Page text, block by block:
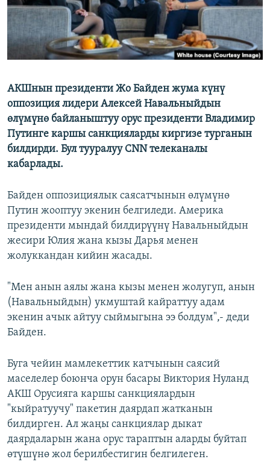
АКШнын президенти Жо Байден жума күнү
оппозиция лидери Алексей Навальныйдын
өлүмүнө байланыштуу орус президенти Владимир
Путинге каршы санкцияларды киргизе турганын
билдирди. Бул тууралуу CNN телеканалы
кабарлады.
Байден оппозициялык саясатчынын өлүмүнө
Путин жооптуу экенин белгиледи. Америка
президенти мындай билдирүүнү Навальныйдын
жесири Юлия жана кызы Дарья менен
жолуккандан кийин жасады.
"Мен анын аялы жана кызы менен жолугуп, анын
(Навальныйдын) укмуштай кайраттуу адам
экенин ачык айтуу сыймыгына ээ болдум",- деди
Байден.
Буга чейин мамлекеттик катчынын саясий
маселелер боюнча орун басары Виктория Нуланд
АКШ Орусияга каршы санкциялардын
"кыйратуучу" пакетин даярдап жатканын
билдирген. Ал жаңы санкциялар дыкат
даярдаларын жана орус тараптын аларды буйтап
өтүшүнө жол берилбестигин белгилеген.